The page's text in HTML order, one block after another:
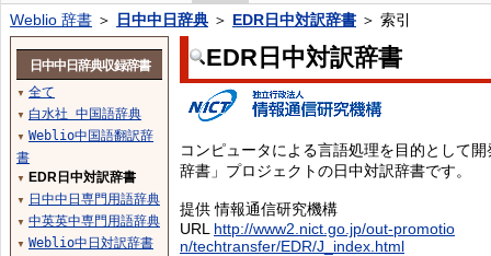
Weblio 辞書 ＞ 日中中日辞典 ＞ EDR日中対訳辞書 ＞ 索引
EDR日中対訳辞書
コンピュータによる言語処理を目的として
辞書」プロジェクトの日中対訳辞書です。
提供 情報通信研究機構
URL http://www2.nict.go.jp/out-promotio
n/techtransfer/EDR/J_index.html
日中中日辞典収録辞書
▼ 全て
▼ 白水社 中国語辞典
▼ Weblio中国語翻訳辞
書
▼ EDR日中対訳辞書
▼ 日中中日専門用語辞典
▼ 中英英中専門用語辞典
▼ Weblio中日対訳辞書